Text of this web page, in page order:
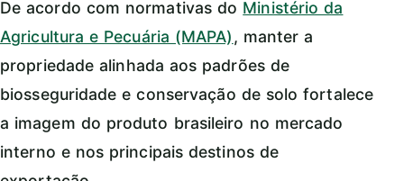
De acordo com normativas do Ministério da
Agricultura e Pecuária (MAPA), manter a
propriedade alinhada aos padrões de
biosseguridade e conservação de solo fortalece
a imagem do produto brasileiro no mercado
interno e nos principais destinos de